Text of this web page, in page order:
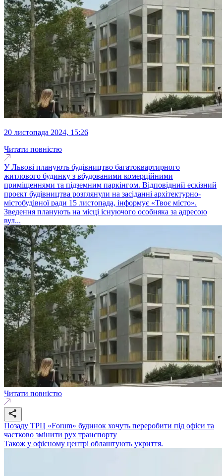
20 листопада 2024, 15:26
Читати повністю
У Львові планують будівництво багатоквартирного
житлового будинку з вбудованими комерційними
приміщеннями та підземним паркінгом. Відповідний ескізний
проєкт будівництва розглянули на засіданні архітектурно-
містобудівної ради 15 листопада, інформує «Твоє місто».
Зведення планують на місці існуючого особняка за адресою
вул...
Читати повністю
Позаду ТРЦ «Forum» будинок хочуть переробити під офіси та
частково змінити рух транспорту
Також у офісному центрі облаштують укриття.